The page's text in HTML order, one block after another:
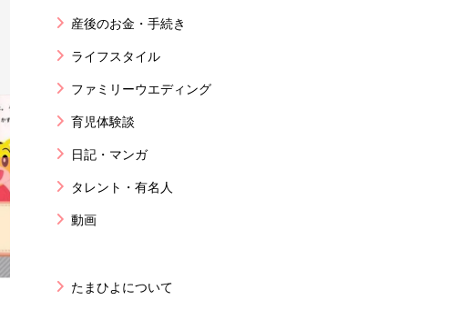
産後のお金・手続き
ライフスタイル
ファミリーウエディング
育児体験談
日記・マンガ
タレント・有名人
動画
たまひよについて